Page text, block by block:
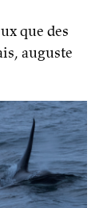
que des
auguste